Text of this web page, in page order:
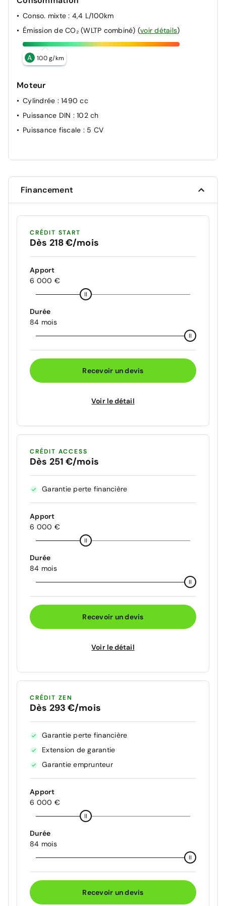
Conso. mixte: 4,4 L/100km
Émission de CO₂ (WLTP combiné) (voir détails)
A 100 g/km
Moteur
Cylindrée : 1490 cc
Puissance DIN : 102 ch
Puissance fiscale : 5 CV
Financement
CRÉDIT START
Dès 218 €/mois
Apport
6 000 €
Durée
84 mois
Recevoir un devis
Voir le détail
CRÉDIT ACCESS
Dès 251 €/mois
Garantie perte financière
Apport
6 000 €
Durée
84 mois
Recevoir un devis
Voir le détail
CRÉDIT ZEN
Dès 293 €/mois
Garantie perte financière
Extension de garantie
Garantie emprunteur
Apport
6 000 €
Durée
84 mois
Recevoir un devis